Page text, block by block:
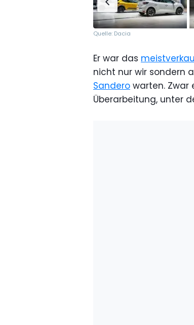
Quelle: Dacia
Er war das
nicht nur wir sondern
Sandero warten. Zwar
Überarbeitung, unter